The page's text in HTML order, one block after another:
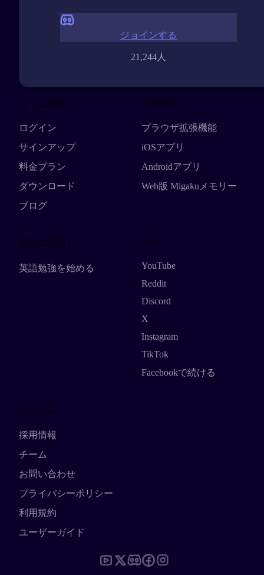
21,244人
ジョインする
もっと知る
ログイン
サインアップ
料金プラン
ダウンロード
ブログ
プロダクト
ブラウザ拡張機能
iOSアプリ
Androidアプリ
Web版 Migakuメモリー
注目の言語
英語勉強を始める
SNS
YouTube
Reddit
Discord
X
Instagram
TikTok
Facebookで続ける
リソース
採用情報
チーム
お問い合わせ
プライバシーポリシー
利用規約
ユーザーガイド